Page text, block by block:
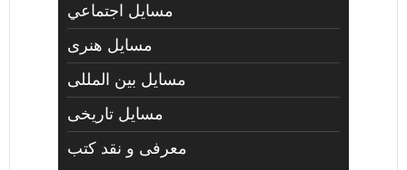
مسايل اجتماعي
مسايل هنری
مسایل بین المللی
مسایل تاریخی
معرفی و نقد کتب